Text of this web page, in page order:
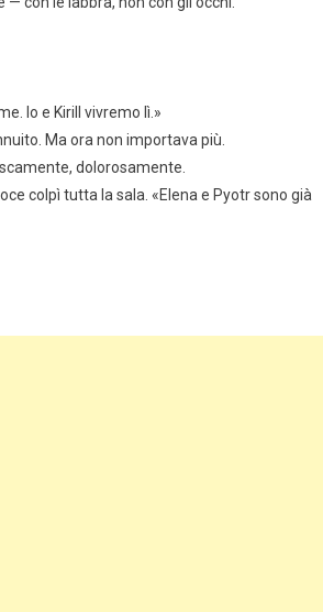
Io e Kirill vivremo lì.»
Ma ora non importava più.
dolorosamente.
colpì tutta la sala. «Elena e Pyotr sono già